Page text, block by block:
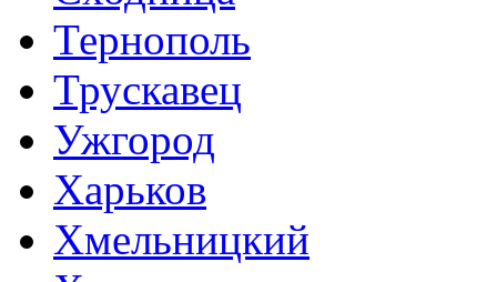
Тернополь
Трускавец
Ужгород
Харьков
Хмельницкий